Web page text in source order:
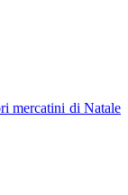
mercatini di Natale